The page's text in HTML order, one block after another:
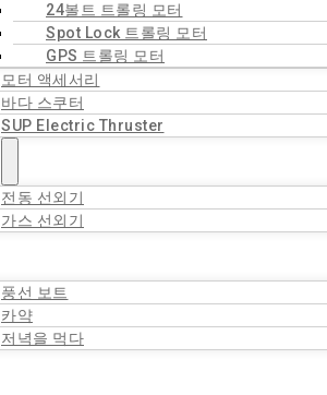
24볼트 트롤링 모터
Spot Lock 트롤링 모터
GPS 트롤링 모터
모터 액세서리
바다 스쿠터
SUP Electric Thruster
전동 선외기
가스 선외기
풍선 보트
카약
저녁을 먹다